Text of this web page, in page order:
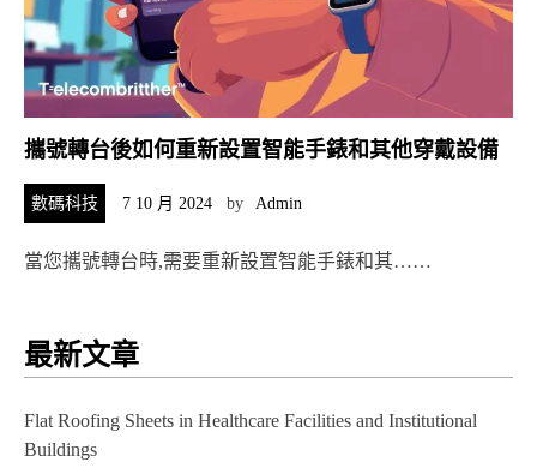
攜號轉台後如何重新設置智能手錶和其他穿戴設備
數碼科技 7 10 月 2024 by Admin
當您攜號轉台時,需要重新設置智能手錶和其……
最新文章
Flat Roofing Sheets in Healthcare Facilities and Institutional
Buildings